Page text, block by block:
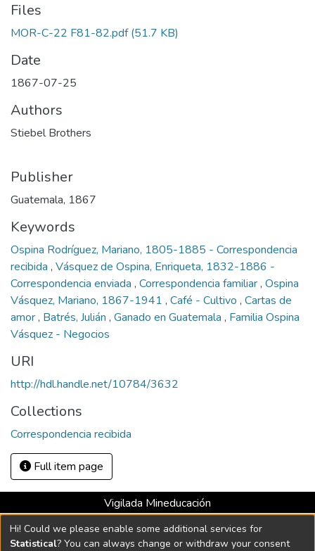
Files
MOR-C-22 F81-82.pdf(51.7 KB)
Date
1867-07-25
Authors
Stiebel Brothers
Publisher
Guatemala, 1867
Keywords
Ospina Rodríguez, Mariano, 1805-1885 - Correspondencia
recibida , Vásquez de Ospina, Enriqueta, 1832-1886 -
Correspondencia enviada , Correspondencia familiar, Ospina
Vásquez, Mariano, 1867-1941 , Café - Cultivo , Cartas de
amor, Batrés, Julián , Ganado en Guatemala , Familia Ospina
Vásquez - Negocios
URI
http://hdl.handle.net/10784/3632
Collections
Correspondencia recibida
Full item page
Vigilada Mineducación
Universidad con Acreditación Institucional hasta 2026 -
Resolución MEN 2158 de 2018
Hi! Could we please enable some additional services for
Statistical? You can always change or withdraw your consent